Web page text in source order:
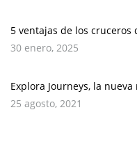
5 ventajas de los
30 enero, 2025
Explora Journeys, la
25 agosto, 2021